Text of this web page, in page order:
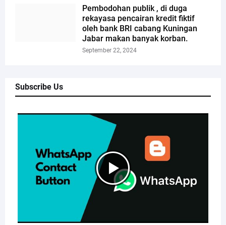
Pembodohan publik , di duga
rekayasa pencairan kredit fiktif
oleh bank BRI cabang Kuningan
Jabar makan banyak korban.
September 22, 2024
Subscribe Us